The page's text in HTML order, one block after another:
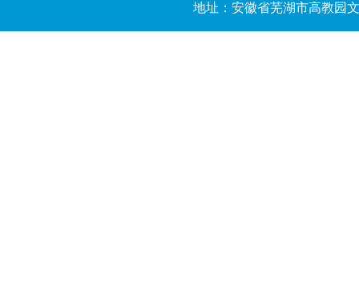
地址：安徽省芜湖市高教园